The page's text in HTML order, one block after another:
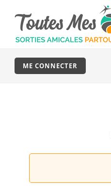
ME CONNECTER